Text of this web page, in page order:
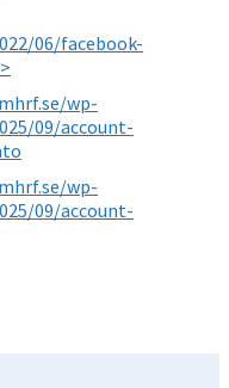
06/facebook-
wp-
09/account-
wp-
09/account-